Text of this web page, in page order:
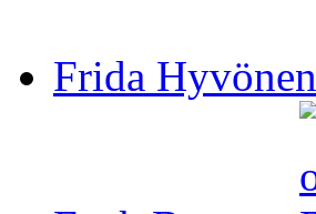
Frida Hyvönen